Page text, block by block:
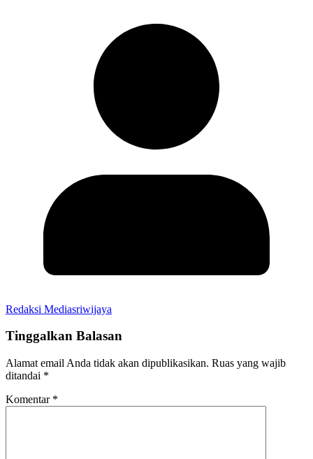
Redaksi Mediasriwijaya
Tinggalkan Balasan
Alamat email Anda tidak akan dipublikasikan. Ruas yang wajib
ditandai *
Komentar *